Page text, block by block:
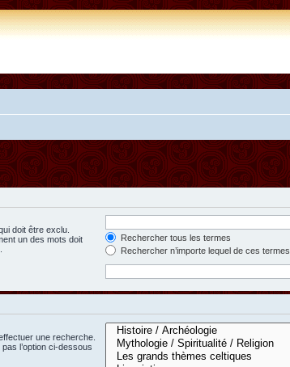
doit être exclu.
un des mots doit
Rechercher tous les termes
Rechercher n’importe lequel de ces termes
une recherche.
l’option ci-dessous